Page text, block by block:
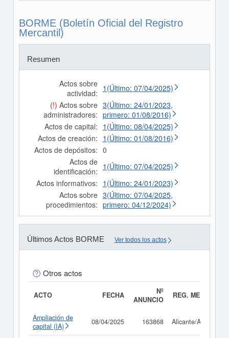
BORME (Boletín Oficial del Registro
Mercantil)
Resumen
Actos sobre
actividad: 1(Último: 07/04/2025)
(!) Actos sobre
administradores:
3(Último: 24/01/2023,
primero: 01/08/2016)
Actos de capital: 1(Último: 08/04/2025)
Actos de creación: 1(Último: 01/08/2016)
Actos de depósitos: 0
Actos de
identificación: 1(Último: 07/04/2025)
Actos informativos: 1(Último: 24/01/2023)
Actos sobre
procedimientos:
3(Último: 07/04/2025,
primero: 04/12/2024)
Últimos Actos BORME Ver todos los actos
Otros actos
ACTO FECHA
Nº
ANUNCIO
REG. MERC.
Ampliación de
capital (IA)
08/04/2025 163868 Alicante/Alacant